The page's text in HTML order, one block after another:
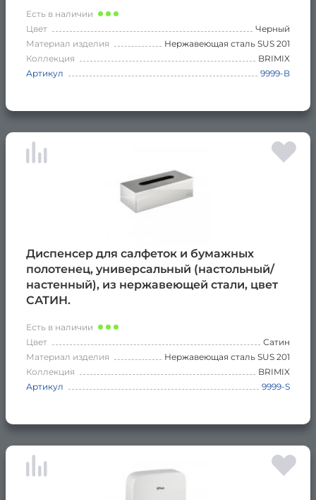
Есть в наличии
Цвет
Черный
Материал изделия
Нержавеющая сталь SUS 201
Коллекция
BRIMIX
Артикул
9999-B
Диспенсер для салфеток и бумажных
полотенец, универсальный (настольный/
настенный), из нержавеющей стали, цвет
САТИН.
Есть в наличии
Цвет
Сатин
Материал изделия
Нержавеющая сталь SUS 201
Коллекция
BRIMIX
Артикул
9999-S